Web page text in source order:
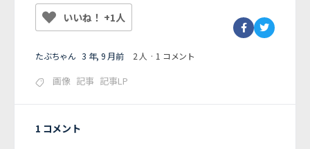
いいね！ +1人
たぶちゃん 3 年, 9 月前 2 人 · 1 コメント
画像 記事 記事LP
1 コメント